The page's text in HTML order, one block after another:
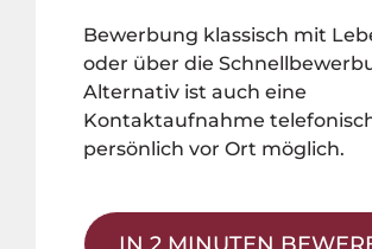
Bewerbung klassisch mit
oder über die
Alternativ ist auch eine
Kontaktaufnahme
persönlich vor Ort möglich.